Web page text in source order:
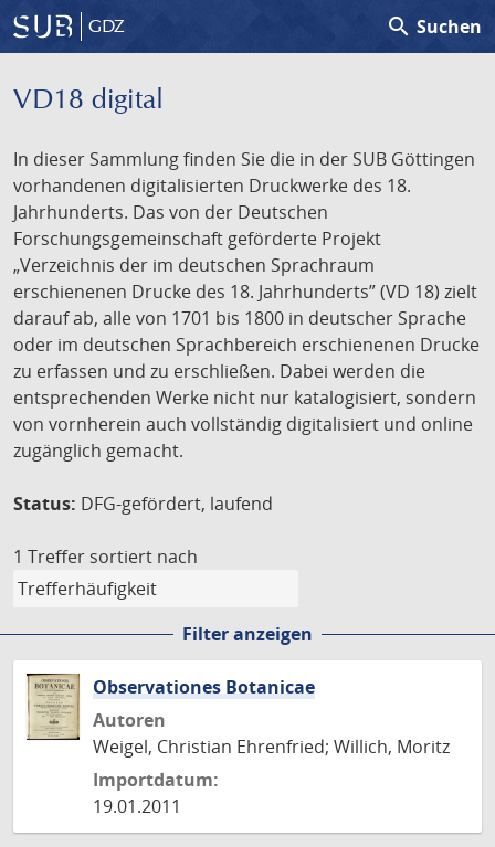
GDZ search Suchen
VD18 digital
In dieser Sammlung finden Sie die in der SUB Göttingen
vorhandenen digitalisierten Druckwerke des 18.
Jahrhunderts. Das von der Deutschen
Forschungsgemeinschaft geförderte Projekt
„Verzeichnis der im deutschen Sprachraum
erschienenen Drucke des 18. Jahrhunderts” (VD 18) zielt
darauf ab, alle von 1701 bis 1800 in deutscher Sprache
oder im deutschen Sprachbereich erschienenen Drucke
zu erfassen und zu erschließen. Dabei werden die
entsprechenden Werke nicht nur katalogisiert, sondern
von vornherein auch vollständig digitalisiert und online
zugänglich gemacht.
Status: DFG-gefördert, laufend
1 Treffer sortiert nach
Filter anzeigen
Observationes Botanicae
Autoren
Weigel, Christian Ehrenfried; Willich, Moritz
Importdatum:
19.01.2011